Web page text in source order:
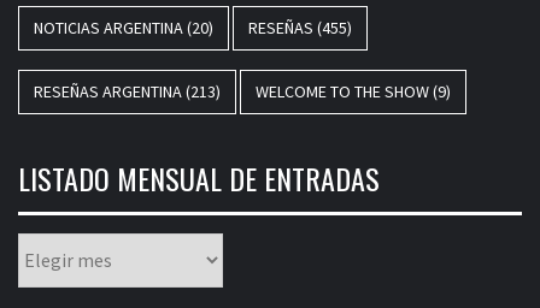
NOTICIAS ARGENTINA(20) RESEÑAS (455)
RESEÑAS ARGENTINA(213) WELCOME TO THE SHOW(9)
LISTADO MENSUAL DE ENTRADAS
mensual